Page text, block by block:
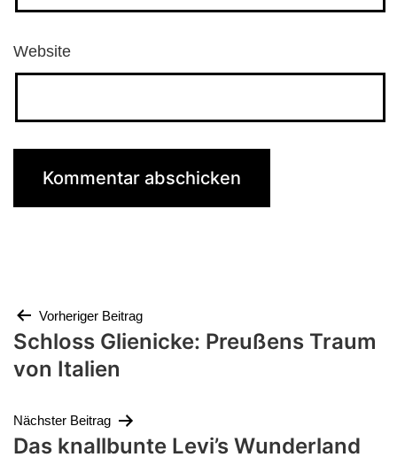
Website
Beitragsnavigation
Vorheriger Beitrag
Schloss Glienicke: Preußens Traum
von Italien
Nächster Beitrag
Das knallbunte Levi’s Wunderland